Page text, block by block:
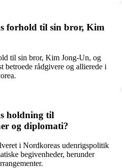
forhold til sin bror, Kim
til sin bror, Kim Jong-Un, og
betroede rådgivere og allierede i
holdning til
og diplomati?
i Nordkoreas udenrigspolitik
begivenheder, herunder